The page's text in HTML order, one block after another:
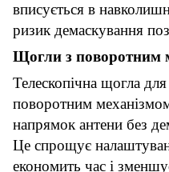
вписується в
ризик демаскування
Щогли з поворотним
Телескопічна щогла
поворотним
напрямок антени без
Це спрощує
економить час і